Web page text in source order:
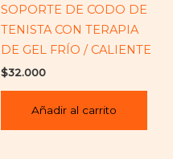
SOPORTE DE CODO DE
TENISTA CON TERAPIA
DE GEL FRÍO / CALIENTE
$32.000
Añadir al carrito